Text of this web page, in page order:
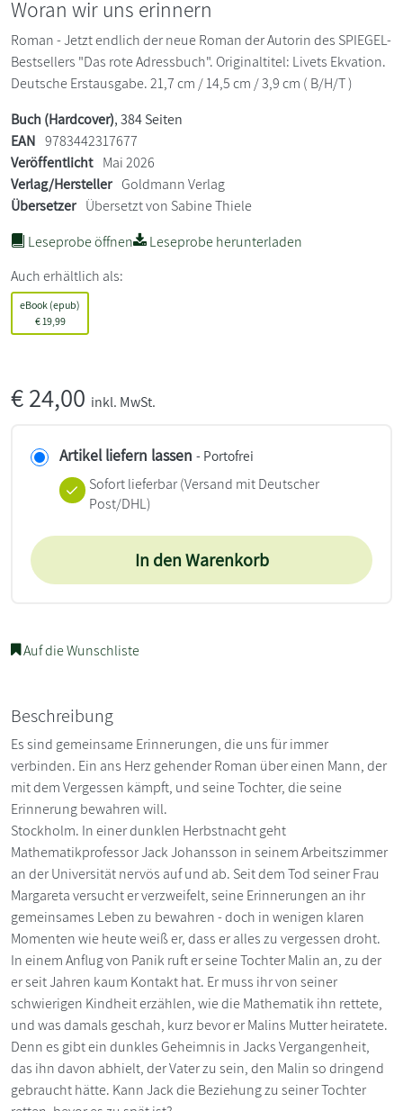
Woran wir uns erinnern
Roman - Jetzt endlich der neue Roman der Autorin des SPIEGEL-
Bestsellers "Das rote Adressbuch". Originaltitel: Livets Ekvation.
Deutsche Erstausgabe. 21,7 cm / 14,5 cm / 3,9 cm ( B/H/T )
Buch (Hardcover), 384 Seiten
EAN 9783442317677
Veröffentlicht Mai 2026
Verlag/Hersteller Goldmann Verlag
Übersetzer Übersetzt von Sabine Thiele
Leseprobe öffnen
Leseprobe herunterladen
Auch erhältlich als:
eBook (epub)
€19,99
€24,00 inkl. MwSt.
Artikel liefern lassen - Portofrei
Sofort lieferbar(Versand mit Deutscher
Post/DHL)
In den Warenkorb
Auf die Wunschliste
Beschreibung
Es sind gemeinsame Erinnerungen, die uns für immer
verbinden. Ein ans Herz gehender Roman über einen Mann, der
mit dem Vergessen kämpft, und seine Tochter, die seine
Erinnerung bewahren will.
Stockholm. In einer dunklen Herbstnacht geht
Mathematikprofessor Jack Johansson in seinem Arbeitszimmer
an der Universität nervös auf und ab. Seit dem Tod seiner Frau
Margareta versucht er verzweifelt, seine Erinnerungen an ihr
gemeinsames Leben zu bewahren - doch in wenigen klaren
Momenten wie heute weiß er, dass er alles zu vergessen droht.
In einem Anflug von Panik ruft er seine Tochter Malin an, zu der
er seit Jahren kaum Kontakt hat. Er muss ihr von seiner
schwierigen Kindheit erzählen, wie die Mathematik ihn rettete,
und was damals geschah, kurz bevor er Malins Mutter heiratete.
Denn es gibt ein dunkles Geheimnis in Jacks Vergangenheit,
das ihn davon abhielt, der Vater zu sein, den Malin so dringend
gebraucht hätte. Kann Jack die Beziehung zu seiner Tochter